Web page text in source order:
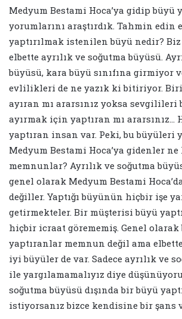
Medyum Bestami Hoca’ya gidip büyü
yorumlarını araştırdık. Tahmin edin
yaptırılmak istenilen büyü nedir?
elbette ayrılık ve soğutma büyüsü.
büyüsü, kara büyü sınıfına girmiyor
evlilikleri de ne yazık ki bitiriyor.
ayıran mı ararsınız yoksa
ayırmak için yaptıran mı ararsınız…
yaptıran insan var. Peki, bu büyüleri
Medyum Bestami Hoca’ya gidenler
memnunlar? Ayrılık ve soğutma
genel olarak Medyum Bestami
değiller. Yaptığı büyünün hiçbir işe
getirmekteler. Bir müşterisi büyü
hiçbir icraat görememiş. Genel olarak
yaptıranlar memnun değil ama elbette
iyi büyüler de var. Sadece ayrılık ve
ile yargılamamalıyız diye
soğutma büyüsü dışında bir büyü
istiyorsanız bizce kendisine bir şans